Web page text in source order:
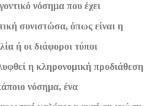
νόσημα που έχει
συνιστώσα, όπως είναι η
ή οι διάφοροι τύποι
η κληρονομική προδιάθεση
νόσημα, ένα